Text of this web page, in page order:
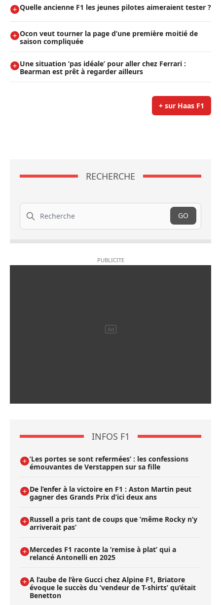
Quelle ancienne F1 les jeunes pilotes aimeraient tester ?
Ocon veut tourner la page d’une première moitié de
saison compliquée
Une situation ’pas idéale’ pour aller chez Ferrari :
Bearman est prêt à regarder ailleurs
+ sur Haas F1
RECHERCHE
Recherche
GO
INFOS F1
’Les portes se sont refermées’ : les confessions
émouvantes de Verstappen sur sa fille
De l’enfer à la victoire en F1 : Aston Martin peut
gagner des Grands Prix d’ici deux ans
Russell a pris tant de coups que ’même Rocky n’y
arriverait pas’
Mercedes F1 raconte la ’remise à plat’ qui a
relancé Antonelli en 2025
A l’aube de l’ère Gucci chez Alpine F1, Briatore
évoque le succès du ’vendeur de T-shirts’ qu’était
Benetton